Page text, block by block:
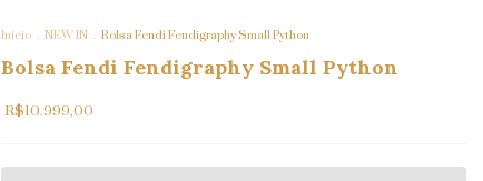
Início . NEW IN . Bolsa Fendi Fendigraphy Small Python
Bolsa Fendi Fendigraphy Small Python
R$10.999,00